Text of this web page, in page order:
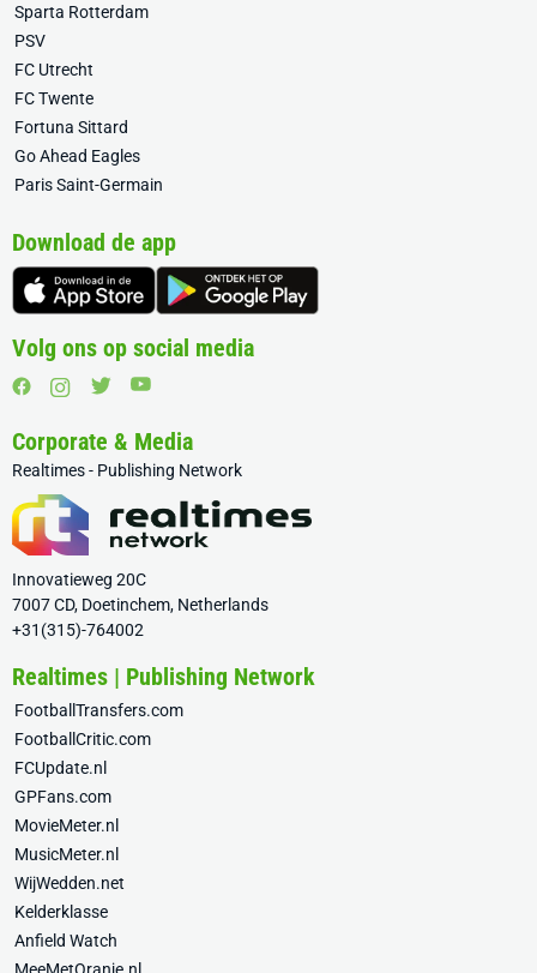
Sparta Rotterdam
PSV
FC Utrecht
FC Twente
Fortuna Sittard
Go Ahead Eagles
Paris Saint-Germain
Download de app
Volg ons op social media
Corporate & Media
Realtimes - Publishing Network
Innovatieweg 20C
7007 CD, Doetinchem, Netherlands
+31(315)-764002
Realtimes | Publishing Network
FootballTransfers.com
FootballCritic.com
FCUpdate.nl
GPFans.com
MovieMeter.nl
MusicMeter.nl
WijWedden.net
Kelderklasse
Anfield Watch